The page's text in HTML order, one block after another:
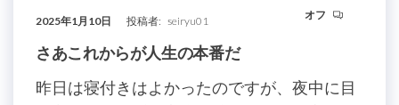
2025年1月10日 投稿者: seiryu01 オフ
さあこれからが人生の本番だ
昨日は寝付きはよかったのですが、夜中に目